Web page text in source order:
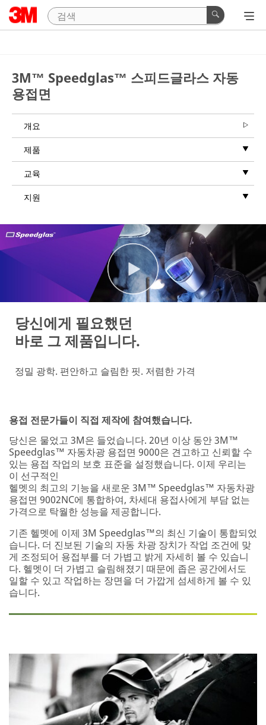
3M™ Speedglas™ 스피드글라스 자동
용접면
개요
제품
교육
지원
당신에게 필요했던
바로 그 제품입니다.
정밀 광학. 편안하고 슬림한 핏. 저렴한 가격
용접 전문가들이 직접 제작에 참여했습니다.
당신은 물었고 3M은 들었습니다. 20년 이상 동안 3M™
Speedglas™ 자동차광 용접면 9000은 견고하고 신뢰할 수
있는 용접 작업의 보호 표준을 설정했습니다. 이제 우리는
이 선구적인
헬멧의 최고의 기능을 새로운 3M™ Speedglas™ 자동차광
용접면 9002NC에 통합하여, 차세대 용접사에게 부담 없는
가격으로 탁월한 성능을 제공합니다.
기존 헬멧에 이제 3M Speedglas™의 최신 기술이 통합되었
습니다. 더 진보된 기술의 자동 차광 장치가 작업 조건에 맞
게 조정되어 용접부를 더 가볍고 밝게 자세히 볼 수 있습니
다. 헬멧이 더 가볍고 슬림해졌기 때문에 좁은 공간에서도
일할 수 있고 작업하는 장면을 더 가깝게 섬세하게 볼 수 있
습니다.